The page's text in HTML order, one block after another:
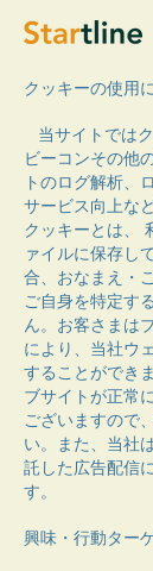
クッキーの使用
当サイトでは
ビーコンその他
トのログ解析、
サービス向上な
クッキーとは、
ァイルに保存し
合、おなまえ・
ご自身を特定す
ん。お客さまは
により、当社ウ
することができ
ブサイトが正常
ございますので
い。また、当社
託した広告配信
す。
興味・行動ター